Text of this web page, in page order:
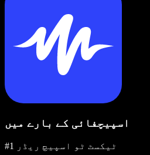
اسپیچفائی کے بارے میں
#1 ٹیکسٹ ٹو اسپیچ ریڈر